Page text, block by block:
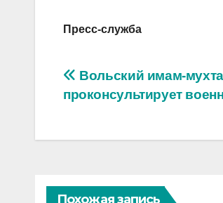
Пресс-служба
Навигация
по
записям
Вольский имам-
проконсультирует
Похожая запись